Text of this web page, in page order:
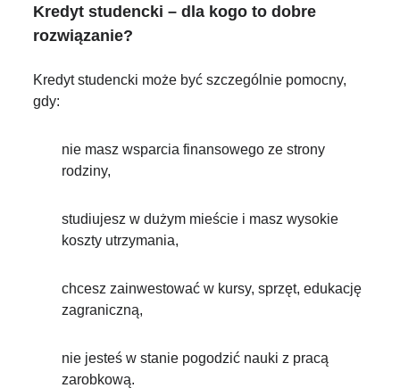
Kredyt studencki – dla kogo to dobre
rozwiązanie?
Kredyt studencki może być szczególnie pomocny,
gdy:
nie masz wsparcia finansowego ze strony
rodziny,
studiujesz w dużym mieście i masz wysokie
koszty utrzymania,
chcesz zainwestować w kursy, sprzęt, edukację
zagraniczną,
nie jesteś w stanie pogodzić nauki z pracą
zarobkową.